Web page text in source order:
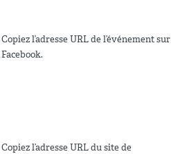
Copiez l’adresse URL de l’événement sur
Facebook.
Copiez l’adresse URL du site de